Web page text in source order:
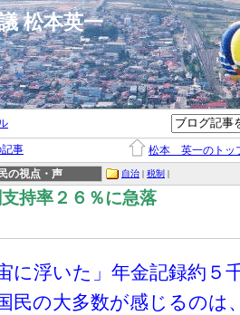
議 松本英一
事
松本 英一のトッ
の視点・声
自治 | 税制 |
持率２６％に急落
宙に浮いた」年金記録約５
民の大多数が感じるのは